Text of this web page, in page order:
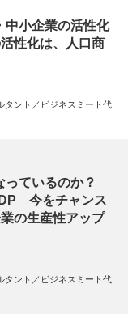
中小企業の活性化
性化は、人口商
タント／ビジネスミート代
っているのか？
今をチャンス
の生産性アップ
タント／ビジネスミート代